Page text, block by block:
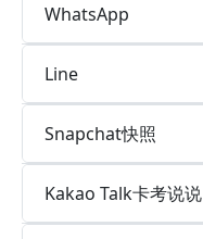
WhatsApp
Line
Snapchat快照
Kakao Talk卡考说说